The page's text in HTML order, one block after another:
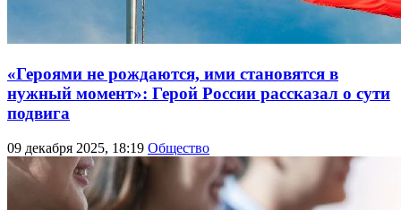
«Героями не рождаются, ими становятся в
нужный момент»: Герой России рассказал о сути
подвига
09 декабря 2025, 18:19 Общество